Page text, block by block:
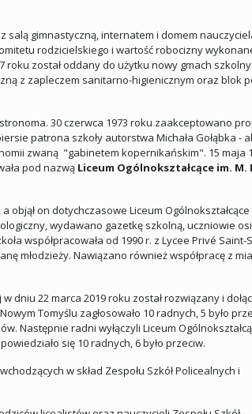
gimnastyczną, internatem i domem
rodzicielskiego i wartość robocizny
został oddany do użytku nowy gmach
z zapleczem sanitarno-higienicznym oraz blok
30 czerwca 1973 roku zaakceptowano
patrona szkoły autorstwa Michała Gołąbka -
zwaną "gabinetem kopernikańskim". 15 maja
pod nazwą Liceum Ogólnokształcące im. M.
, a objął on dotychczasowe Liceum
wydawano gazetkę szkolną, uczniowie
współpracowała od 1990 r. z Lycee Privé Saint-
młodzieży. Nawiązano również współpracę z
dniu 22 marca 2019 roku został rozwiązany i
Tomyślu zagłosowało 10 radnych, 5 było
Następnie radni wyłączyli Liceum
się 10 radnych, 6 było przeciw.
w skład Zespołu Szkół Policealnych i